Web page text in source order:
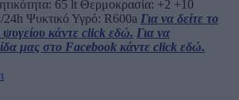
65 lt Θερμοκρασία: +2 +10
Ψυκτικό Υγρό: R600a Για να δείτε το
ψυγείου κάντε click εδώ. Για να
μας στο Facebook κάντε click εδώ.